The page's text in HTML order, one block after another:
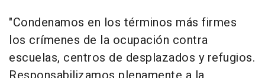
"Condenamos en los términos más firmes
los crímenes de la ocupación contra
escuelas, centros de desplazados y refugios.